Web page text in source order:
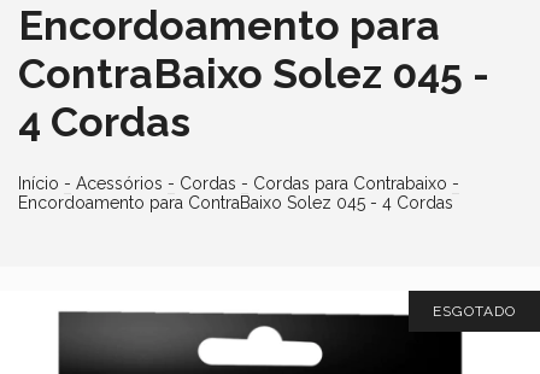
Encordoamento para
ContraBaixo Solez 045 -
4 Cordas
Início - Acessórios - Cordas - Cordas para Contrabaixo -
Encordoamento para ContraBaixo Solez 045 - 4 Cordas
ESGOTADO